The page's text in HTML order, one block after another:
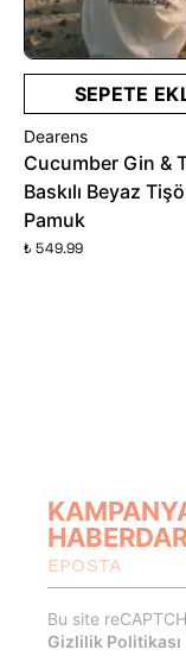
SEPETE
Dearens
Cucumber Gin &
Baskılı Beyaz
Pamuk
₺ 549.99
Bu site
Gizlilik Politikası